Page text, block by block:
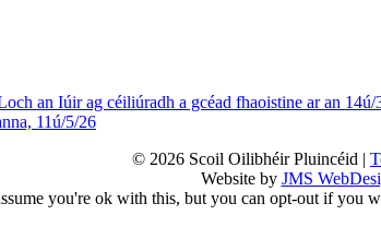
an Iúir ag céiliúradh a gcéad fhaoistine ar an 14ú/
11ú/5/26
© 2026 Scoil Oilibhéir Pluincéid |
Website by JMS
you're ok with this, but you can opt-out if you